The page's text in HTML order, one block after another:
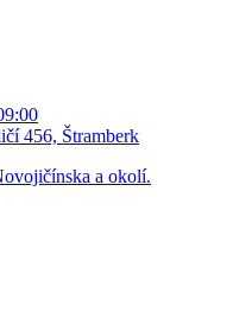
456, Štramberk
a okolí.